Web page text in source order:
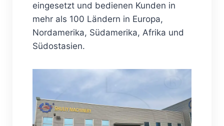
eingesetzt und bedienen Kunden in
mehr als 100 Ländern in Europa,
Nordamerika, Südamerika, Afrika und
Südostasien.